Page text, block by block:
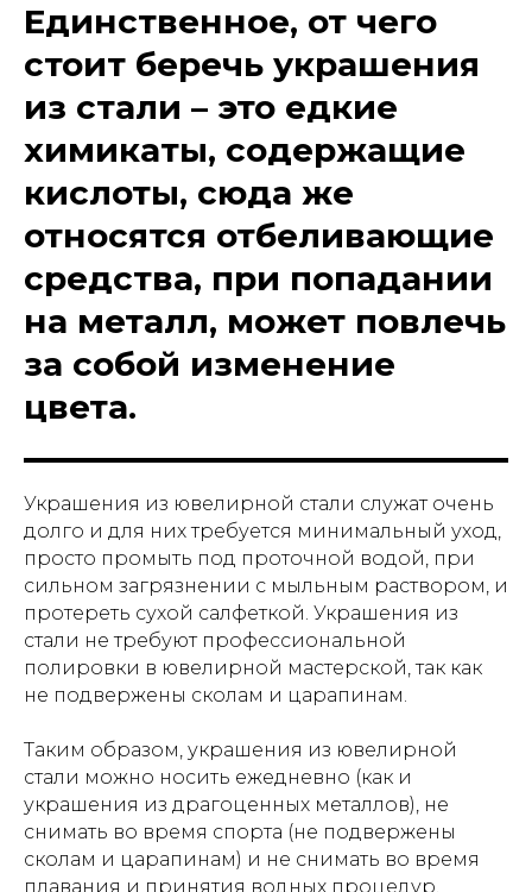
Единственное, от чего
стоит беречь украшения
из стали – это едкие
химикаты, содержащие
кислоты, сюда же
относятся отбеливающие
средства, при попадании
на металл, может повлечь
за собой изменение
цвета.
Украшения из ювелирной стали служат очень
долго и для них требуется минимальный уход,
просто промыть под проточной водой, при
сильном загрязнении с мыльным раствором, и
протереть сухой салфеткой. Украшения из
стали не требуют профессиональной
полировки в ювелирной мастерской, так как
не подвержены сколам и царапинам.
Таким образом, украшения из ювелирной
стали можно носить ежедневно (как и
украшения из драгоценных металлов), не
снимать во время спорта (не подвержены
сколам и царапинам) и не снимать во время
плавания и принятия водных процедур.